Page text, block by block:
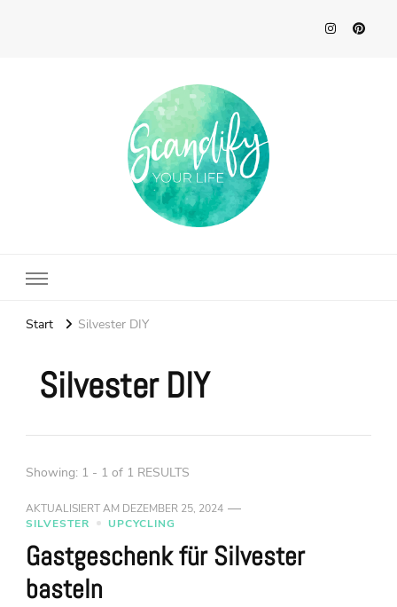
Start Silvester DIY
Silvester DIY
Showing: 1 - 1 of 1 RESULTS
AKTUALISIERT AM DEZEMBER 25, 2024
SILVESTER
UPCYCLING
Gastgeschenk für Silvester
basteln